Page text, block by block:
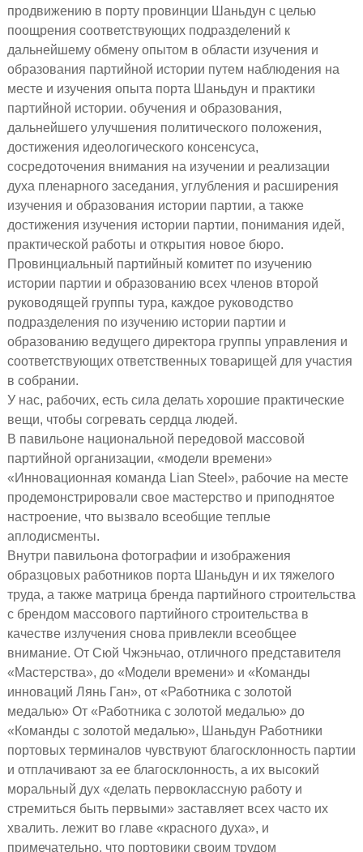
продвижению в порту провинции Шаньдун с целью
поощрения соответствующих подразделений к
дальнейшему обмену опытом в области изучения и
образования партийной истории путем наблюдения на
месте и изучения опыта порта Шаньдун и практики
партийной истории. обучения и образования,
дальнейшего улучшения политического положения,
достижения идеологического консенсуса,
сосредоточения внимания на изучении и реализации
духа пленарного заседания, углубления и расширения
изучения и образования истории партии, а также
достижения изучения истории партии, понимания идей,
практической работы и открытия новое бюро.
Провинциальный партийный комитет по изучению
истории партии и образованию всех членов второй
руководящей группы тура, каждое руководство
подразделения по изучению истории партии и
образованию ведущего директора группы управления и
соответствующих ответственных товарищей для участия
в собрании.
У нас, рабочих, есть сила делать хорошие практические
вещи, чтобы согревать сердца людей.
В павильоне национальной передовой массовой
партийной организации, «модели времени»
«Инновационная команда Lian Steel», рабочие на месте
продемонстрировали свое мастерство и приподнятое
настроение, что вызвало всеобщие теплые
аплодисменты.
Внутри павильона фотографии и изображения
образцовых работников порта Шаньдун и их тяжелого
труда, а также матрица бренда партийного строительства
с брендом массового партийного строительства в
качестве излучения снова привлекли всеобщее
внимание. От Сюй Чжэньчао, отличного представителя
«Мастерства», до «Модели времени» и «Команды
инноваций Лянь Ган», от «Работника с золотой
медалью» От «Работника с золотой медалью» до
«Команды с золотой медалью», Шаньдун Работники
портовых терминалов чувствуют благосклонность партии
и отплачивают за ее благосклонность, а их высокий
моральный дух «делать первоклассную работу и
стремиться быть первыми» заставляет всех часто их
хвалить. лежит во главе «красного духа», и
примечательно, что портовики своим трудом